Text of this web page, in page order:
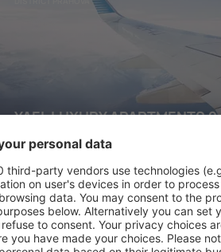
YAEL LUXURY APARTMENTS 2
€ 209
DISTRICT PRAHOVA